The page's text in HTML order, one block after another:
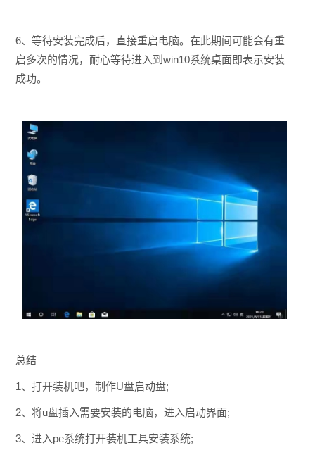
6、等待安装完成后，直接重启电脑。在此期间可能会有重
启多次的情况，耐心等待进入到win10系统桌面即表示安装
成功。
总结
1、打开装机吧，制作U盘启动盘;
2、将u盘插入需要安装的电脑，进入启动界面;
3、进入pe系统打开装机工具安装系统;